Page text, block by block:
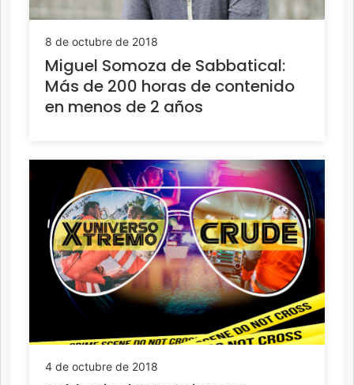
8 de octubre de 2018
Miguel Somoza de Sabbatical:
Más de 200 horas de contenido
en menos de 2 años
4 de octubre de 2018